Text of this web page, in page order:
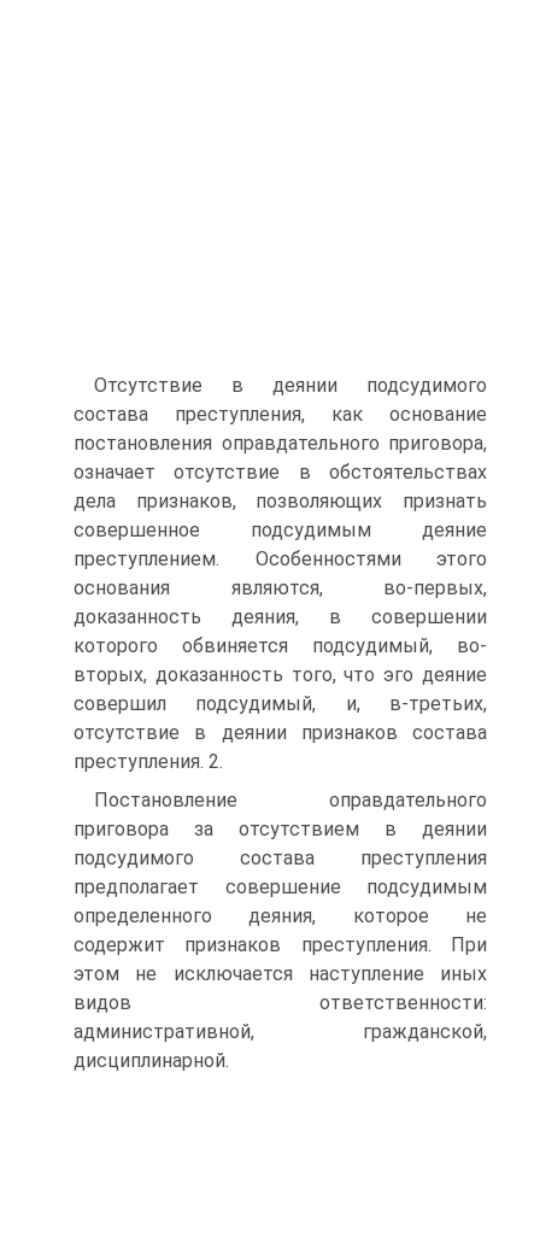
Отсутствие в деянии подсудимого
состава преступления, как основание
постановления оправдательного приговора,
означает отсутствие в обстоятельствах
дела признаков, позволяющих признать
совершенное подсудимым деяние
преступлением. Особенностями этого
основания являются, во-первых,
доказанность деяния, в совершении
которого обвиняется подсудимый, во-
вторых, доказанность того, что эго деяние
совершил подсудимый, и, в-третьих,
отсутствие в деянии признаков состава
преступления. 2.
Постановление оправдательного
приговора за отсутствием в деянии
подсудимого состава преступления
предполагает совершение подсудимым
определенного деяния, которое не
содержит признаков преступления. При
этом не исключается наступление иных
видов ответственности:
административной, гражданской,
дисциплинарной.